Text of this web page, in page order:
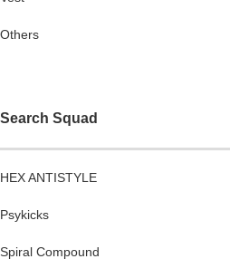
Others
Search Squad
HEX ANTISTYLE
Psykicks
Spiral Compound